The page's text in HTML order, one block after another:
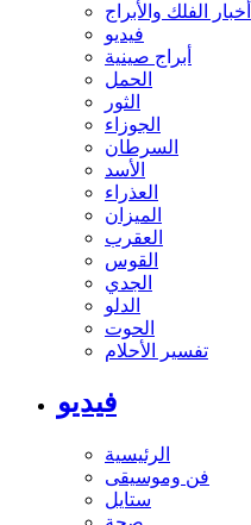
أخبار الفلك والأبراج
فيديو
أبراج صينية
الحمل
الثور
الجوزاء
السرطان
الأسد
العذراء
الميزان
العقرب
القوس
الجدي
الدلو
الحوت
تفسير الأحلام
فيديو
الرئيسية
فن وموسيقى
ستايل